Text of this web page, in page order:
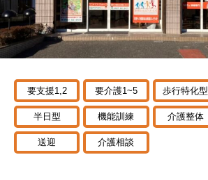
要支援1,2 要介護1~5 歩行特化型
半日型 機能訓練 介護整体
送迎 介護相談